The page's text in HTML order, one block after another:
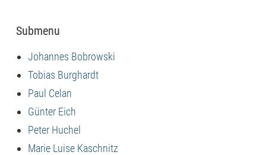
Submenu
Johannes Bobrowski
Tobias Burghardt
Paul Celan
Günter Eich
Peter Huchel
Marie Luise Kaschnitz